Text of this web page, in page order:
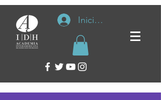
Iniciar sesión